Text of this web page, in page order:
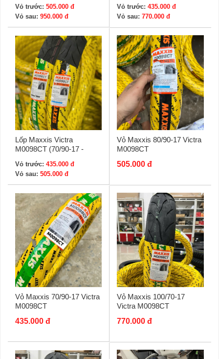
Vỏ trước: 505.000 đ
Vỏ sau: 950.000 đ
Vỏ trước: 435.000 đ
Vỏ sau: 770.000 đ
Lốp Maxxis Victra
M0098CT (70/90-17 -
Vỏ trước: 435.000 đ
Vỏ sau: 505.000 đ
Vỏ Maxxis 80/90-17 Victra
M0098CT
505.000 đ
Vỏ Maxxis 70/90-17 Victra
M0098CT
435.000 đ
Vỏ Maxxis 100/70-17
Victra M0098CT
770.000 đ